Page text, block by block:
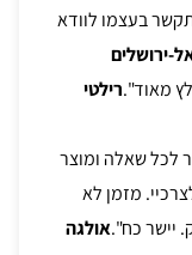
בעצמו לוודא
ירושלים
מאוד".רילטי
לכל שאלה ומוצר
מזמן לא
יישר כח".אולגה